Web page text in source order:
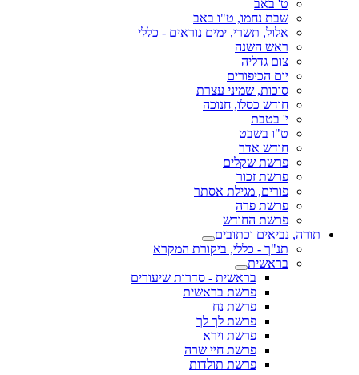
ט' באב
שבת נחמו, ט"ו באב
אלול, תשרי, ימים נוראים - כללי
ראש השנה
צום גדליה
יום הכיפורים
סוכות, שמיני עצרת
חודש כסלו, חנוכה
י' בטבת
ט"ו בשבט
חודש אדר
פרשת שקלים
פרשת זכור
פורים, מגילת אסתר
פרשת פרה
פרשת החודש
תורה, נביאים וכתובים
תנ"ך - כללי, ביקורת המקרא
בראשית
בראשית - סדרות שיעורים
פרשת בראשית
פרשת נח
פרשת לך לך
פרשת וירא
פרשת חיי שרה
פרשת תולדות